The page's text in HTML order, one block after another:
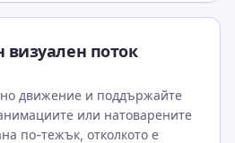
визуален поток
движение и поддържайте
или натоварените
по-тежък, отколкото е